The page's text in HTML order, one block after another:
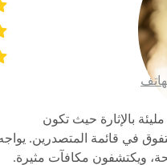
بالإثارة حيث تكون
في قائمة المتصدرين.
ويكتشفون مكافآت مثيرة.